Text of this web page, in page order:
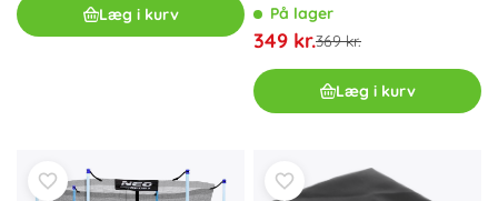
Læg i kurv
På lager
349 kr.369 kr.
Læg i kurv